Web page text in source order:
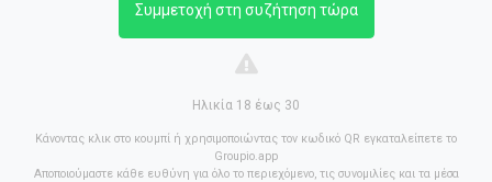
Συμμετοχή στη συζήτηση τώρα
Ηλικία 18 έως 30
Κάνοντας κλικ στο κουμπί ή χρησιμοποιώντας τον κωδικό QR εγκαταλείπετε το
Groupio.app
Αποποιούμαστε κάθε ευθύνη για όλο το περιεχόμενο, τις συνομιλίες και τα μέσα